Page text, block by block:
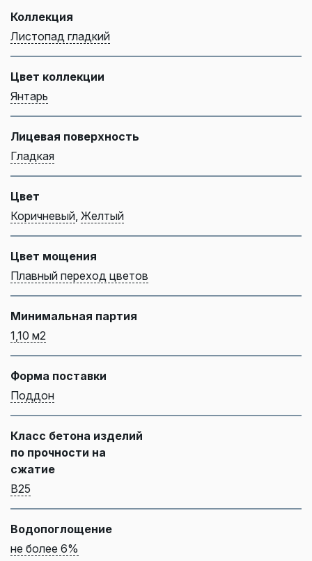
Коллекция
Листопад гладкий
Цвет коллекции
Янтарь
Лицевая поверхность
Гладкая
Цвет
Коричневый Желтый
Цвет мощения
Плавный переход цветов
Минимальная партия
1,10 м2
Форма поставки
Поддон
Класс бетона изделий
по прочности на
сжатие
B25
Водопоглощение
не более 6%